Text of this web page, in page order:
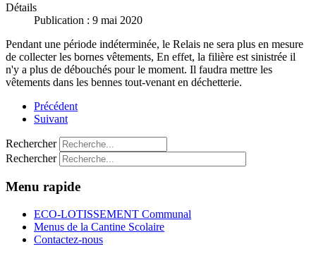
Détails
Publication : 9 mai 2020
Pendant une période indéterminée, le Relais ne sera plus en mesure
de collecter les bornes vêtements, En effet, la filière est sinistrée il
n'y a plus de débouchés pour le moment. Il faudra mettre les
vêtements dans les bennes tout-venant en déchetterie.
Précédent
Suivant
Rechercher
Rechercher
Menu rapide
ECO-LOTISSEMENT Communal
Menus de la Cantine Scolaire
Contactez-nous